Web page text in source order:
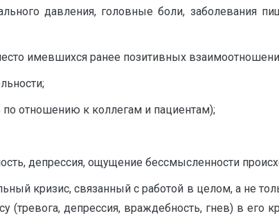
давления, головные боли, заболевания
имевшихся ранее позитивных
по отношению к коллегам и пациентам);
депрессия, ощущение бессмысленности
кризис, связанный с работой в целом, а не
(тревога, депрессия, враждебность, гнев) в его